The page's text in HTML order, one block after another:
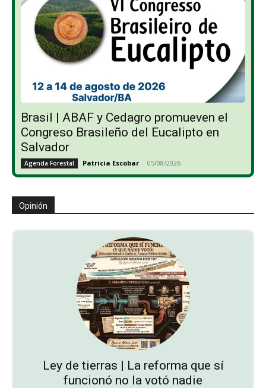
Brasil | ABAF y Cedagro promueven el
Congreso Brasileño del Eucalipto en
Salvador
Agenda Forestal Patricia Escobar - 05/08/2026
Opinión
Ley de tierras | La reforma que sí
funcionó no la votó nadie